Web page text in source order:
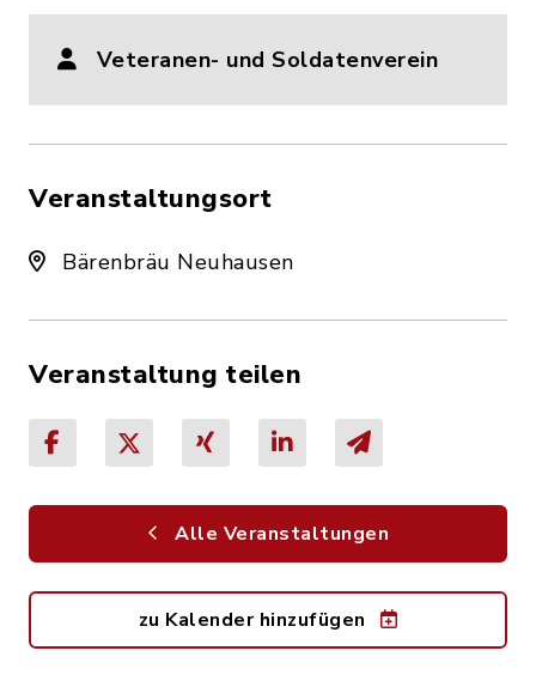
Veteranen- und Soldatenverein
Veranstaltungsort
Bärenbräu Neuhausen
Veranstaltung teilen
Alle Veranstaltungen
zu Kalender hinzufügen